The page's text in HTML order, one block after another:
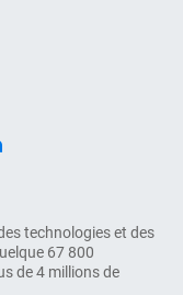
technologies et des
67 800
de 4 millions de